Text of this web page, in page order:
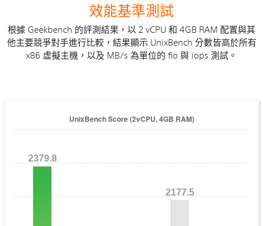
效能基準測試
根據 Geekbench 的評測結果，以 2 vCPU 和 4GB RAM 配置與其
他主要競爭對手進行比較，結果顯示 UnixBench 分數皆高於所有
x86 虛擬主機，以及 MB/s 為單位的 fio 與 iops 測試。